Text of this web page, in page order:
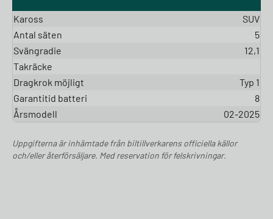
Kaross
SUV
Antal säten
5
Svängradie
12,1
Takräcke
Dragkrok möjligt
Typ 1
Garantitid batteri
8
Årsmodell
02-2025
Uppgifterna är inhämtade från biltillverkarens officiella källor
och/eller återförsäljare. Med reservation för felskrivningar.